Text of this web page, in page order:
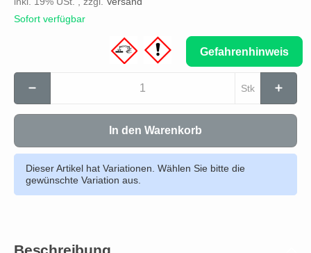
Sofort verfügbar
Gefahrenhinweis
Stk
In den Warenkorb
Dieser Artikel hat Variationen. Wählen Sie bitte die
gewünschte Variation aus.